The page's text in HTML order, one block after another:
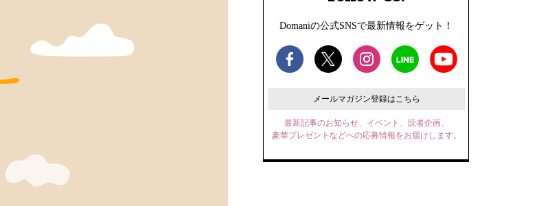
Domaniの公式SNSで最新情報をゲット！
メールマガジン登録はこちら
最新記事のお知らせ、イベント、読者企画、
豪華プレゼントなどへの応募情報をお届けします。